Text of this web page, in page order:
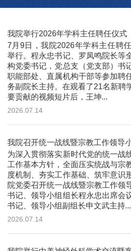
我院举行2026年学科主任聘任仪式
7月9日，我院2026年学科主任聘
举行。程永忠书记、罗凤鸣院长等
构党委书记，党总支（党支部）书
职能部处、直属机构干部等参加聘
务副院长主持。在观看了21名新聘
要贡献的视频短片后，王坤...
2026.07.14
我院召开统一战线暨宗教工作领导
为深入贯彻落实新时代党的统一战
工作基本方针，全面压实统战与宗
度机制、夯实工作基础、筑牢意识
院党委召开统一战线暨宗教工作领
书记、领导小组组长程永忠出席会
书记、领导小组副组长申文武主持...
2026.07.14